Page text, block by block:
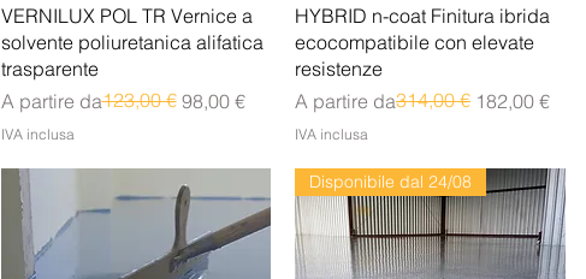
Vista rapida
VERNILUX POL TR Vernice a
solvente poliuretanica alifatica
trasparente
A partire da
Prezzo regolare123,00 € 98,00 €
Prezzo scontato
IVA inclusa
Vista rapida
HYBRID n-coat Finitura ibrida
ecocompatibile con elevate
resistenze
A partire da
Prezzo regolare314,00 € 182,00 €
Prezzo scontato
IVA inclusa
Disponibile dal 24/08